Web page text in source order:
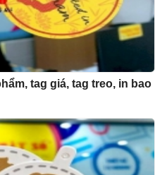
tag giá, tag treo, in bao